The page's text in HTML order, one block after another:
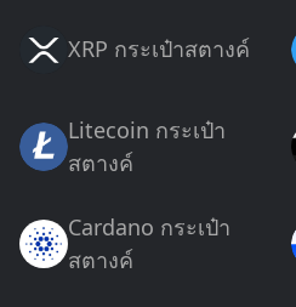
XRP กระเป๋าสตางค์
Litecoin กระเป๋า
สตางค์
Cardano กระเป๋า
สตางค์